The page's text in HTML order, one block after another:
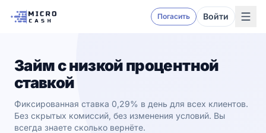
Погасить Войти
Займ с низкой процентной
ставкой
Фиксированная ставка 0,29% в день для всех клиентов.
Без скрытых комиссий, без изменения условий. Вы
всегда знаете сколько вернёте.